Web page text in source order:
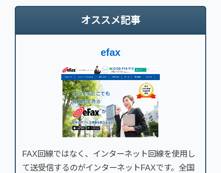
オススメ記事
efax
FAX回線ではなく、インターネット回線を使用し
て送受信するのがインターネットFAXです。全国